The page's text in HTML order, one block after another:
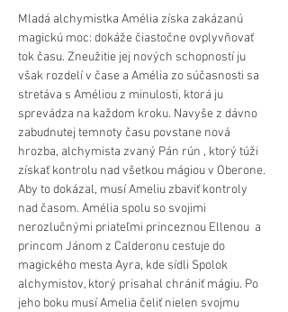
Mladá alchymistka Amélia získa zakázanú
magickú moc: dokáže čiastočne ovplyvňovať
tok času. Zneužitie jej nových schopností ju
však rozdelí v čase a Amélia zo súčasnosti sa
stretáva s Améliou z minulosti, ktorá ju
sprevádza na každom kroku. Navyše z dávno
zabudnutej temnoty času povstane nová
hrozba, alchymista zvaný Pán rún , ktorý túži
získať kontrolu nad všetkou mágiou v Oberone.
Aby to dokázal, musí Ameliu zbaviť kontroly
nad časom. Amélia spolu so svojimi
nerozlučnými priateľmi princeznou Ellenou  a
princom Jánom z Calderonu cestuje do
magického mesta Ayra, kde sídli Spolok
alchymistov, ktorý prisahal chrániť mágiu. Po
jeho boku musí Amelia čeliť nielen svojmu